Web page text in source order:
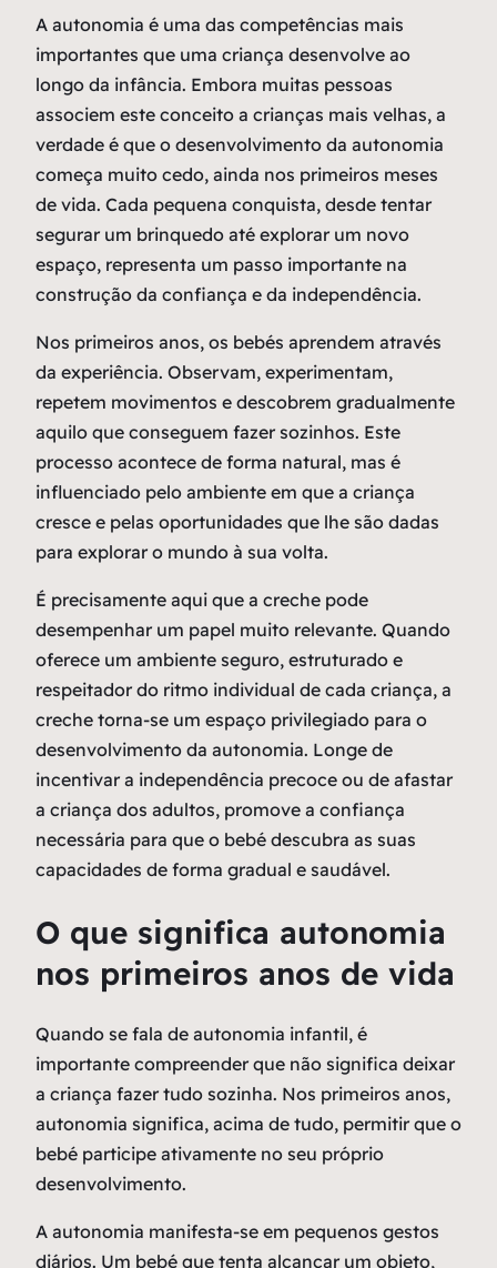
A autonomia é uma das competências mais
importantes que uma criança desenvolve ao
longo da infância. Embora muitas pessoas
associem este conceito a crianças mais velhas, a
verdade é que o desenvolvimento da autonomia
começa muito cedo, ainda nos primeiros meses
de vida. Cada pequena conquista, desde tentar
segurar um brinquedo até explorar um novo
espaço, representa um passo importante na
construção da confiança e da independência.
Nos primeiros anos, os bebés aprendem através
da experiência. Observam, experimentam,
repetem movimentos e descobrem gradualmente
aquilo que conseguem fazer sozinhos. Este
processo acontece de forma natural, mas é
influenciado pelo ambiente em que a criança
cresce e pelas oportunidades que lhe são dadas
para explorar o mundo à sua volta.
É precisamente aqui que a creche pode
desempenhar um papel muito relevante. Quando
oferece um ambiente seguro, estruturado e
respeitador do ritmo individual de cada criança, a
creche torna-se um espaço privilegiado para o
desenvolvimento da autonomia. Longe de
incentivar a independência precoce ou de afastar
a criança dos adultos, promove a confiança
necessária para que o bebé descubra as suas
capacidades de forma gradual e saudável.
O que significa autonomia
nos primeiros anos de vida
Quando se fala de autonomia infantil, é
importante compreender que não significa deixar
a criança fazer tudo sozinha. Nos primeiros anos,
autonomia significa, acima de tudo, permitir que o
bebé participe ativamente no seu próprio
desenvolvimento.
A autonomia manifesta-se em pequenos gestos
diários. Um bebé que tenta alcançar um objeto,